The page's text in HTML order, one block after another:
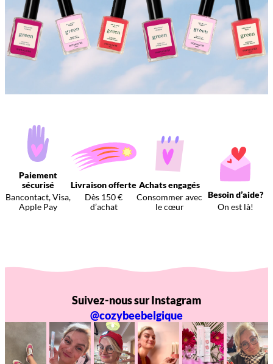
Paiement
sécurisé
Bancontact, Visa,
Apple Pay
Livraison offerte
Dès 150 €
d’achat
Achats engagés
Consommer avec
le cœur
Besoin d’aide?
On est là!
Suivez-nous sur Instagram
@cozybeebelgique